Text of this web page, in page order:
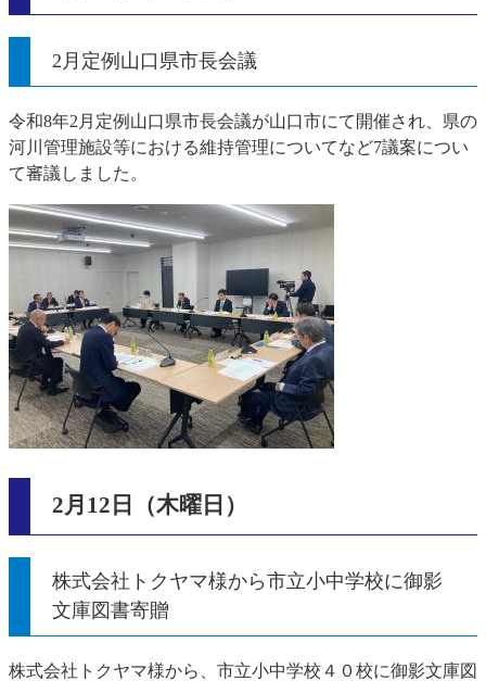
2月定例山口県市長会議
令和8年2月定例山口県市長会議が山口市にて開催され、県の
河川管理施設等における維持管理についてなど7議案につい
て審議しました。
2月12日（木曜日）
株式会社トクヤマ様から市立小中学校に御影
文庫図書寄贈
株式会社トクヤマ様から、市立小中学校４０校に御影文庫図